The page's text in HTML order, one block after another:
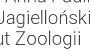
Zoologii